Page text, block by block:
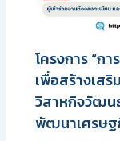
โครงการ “ก
เพื่อสร้างเส
วิสาหกิจวัฒน
พัฒนาเศรษฐ